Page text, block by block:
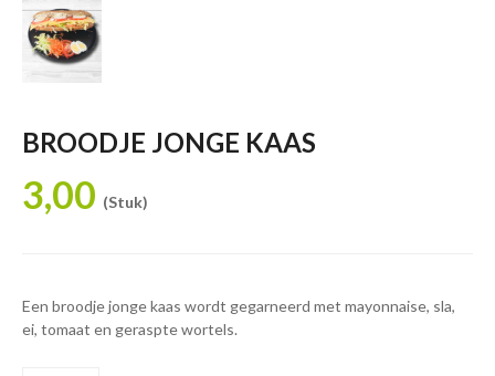
BROODJE JONGE KAAS
3,00 (Stuk)
Een broodje jonge kaas wordt gegarneerd met mayonnaise, sla,
ei, tomaat en geraspte wortels.